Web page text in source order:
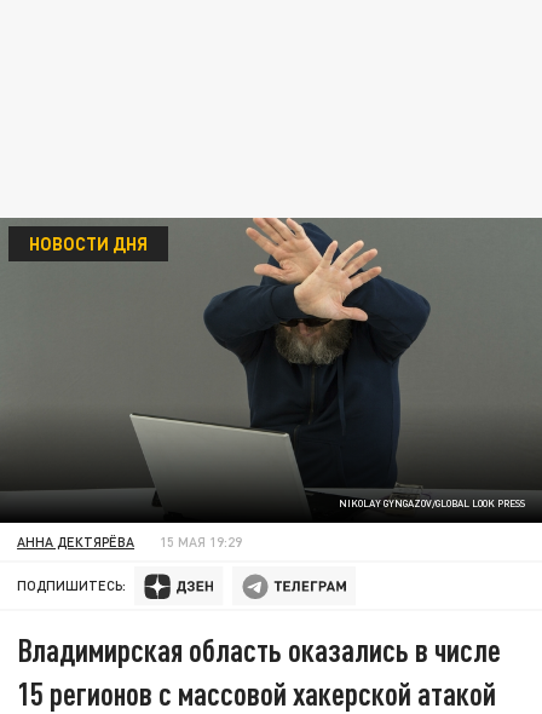
NIKOLAY GYNGAZOV/GLOBAL LOOK PRESS
НОВОСТИ ДНЯ
АННА ДЕКТЯРЁВА 15 МАЯ 19:29
ПОДПИШИТЕСЬ:
Владимирская область оказались в числе
15 регионов с массовой хакерской атакой